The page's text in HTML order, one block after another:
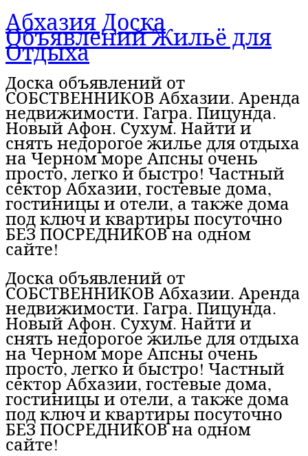
Абхазия Доска
Объявлений Жильё для
Отдыха
Доска объявлений от
СОБСТВЕННИКОВ Абхазии. Аренда
недвижимости. Гагра. Пицунда.
Новый Афон. Сухум. Найти и
снять недорогое жилье для отдыха
на Черном море Апсны очень
просто, легко и быстро! Частный
сектор Абхазии, гостевые дома,
гостиницы и отели, а также дома
под ключ и квартиры посуточно
БЕЗ ПОСРЕДНИКОВ на одном
сайте!
Доска объявлений от
СОБСТВЕННИКОВ Абхазии. Аренда
недвижимости. Гагра. Пицунда.
Новый Афон. Сухум. Найти и
снять недорогое жилье для отдыха
на Черном море Апсны очень
просто, легко и быстро! Частный
сектор Абхазии, гостевые дома,
гостиницы и отели, а также дома
под ключ и квартиры посуточно
БЕЗ ПОСРЕДНИКОВ на одном
сайте!